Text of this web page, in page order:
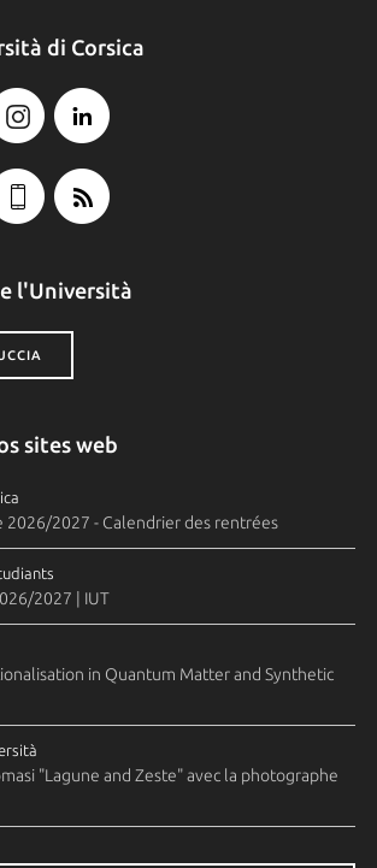
di Corsica
l'Università
sites web
2026/2027 - Calendrier des rentrées
2027 | IUT
in Quantum Matter and Synthetic
"Lagune and Zeste" avec la photographe